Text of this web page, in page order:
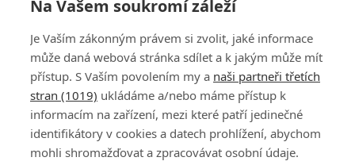
PŘIHLÁSIT
REGISTROVAT
DISKUZE
Na Vašem soukromí záleží
Je Vaším zákonným právem si zvolit, jaké informace
může daná webová stránka sdílet a k jakým může mít
přístup. S Vaším povolením my a naši partneři třetích
stran (1019) ukládáme a/nebo máme přístup k
informacím na zařízení, mezi které patří jedinečné
identifikátory v cookies a datech prohlížení, abychom
mohli shromažďovat a zpracovávat osobní údaje.